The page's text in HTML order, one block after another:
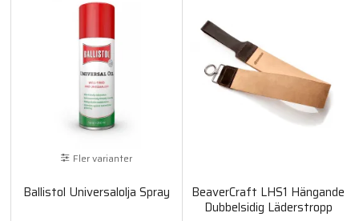
Fler varianter
Ballistol Universalolja Spray BeaverCraft LHS1 Hängande
Dubbelsidig Läderstropp